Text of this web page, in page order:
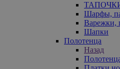
Шарфы,
Варежки,
Шапки
Полотенца
Назад